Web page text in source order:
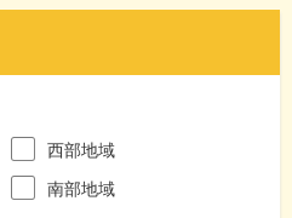
西部地域
南部地域